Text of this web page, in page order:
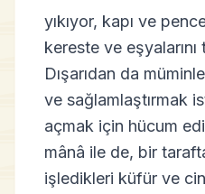
yıkıyor, kapı ve
kereste ve
Dışarıdan da
ve sağlamlaştırmak
açmak için hücum
mânâ ile de, bir
işledikleri küfür ve